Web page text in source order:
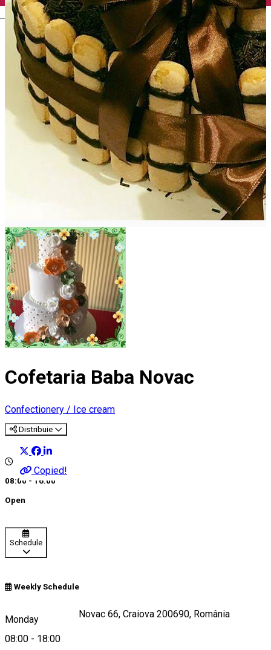
English
Cofetaria Baba Novac
Confectionery / Ice cream
Distribuie
Copied!
08:00 - 16:00
Open
Schedule
Weekly Schedule
Monday
08:00 - 18:00
Strada Brazda lui Novac 66, Craiova 200690, România